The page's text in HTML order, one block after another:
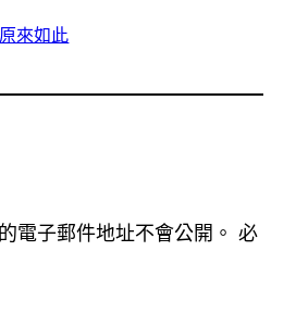
原來如此
電子郵件地址不會公開。 必